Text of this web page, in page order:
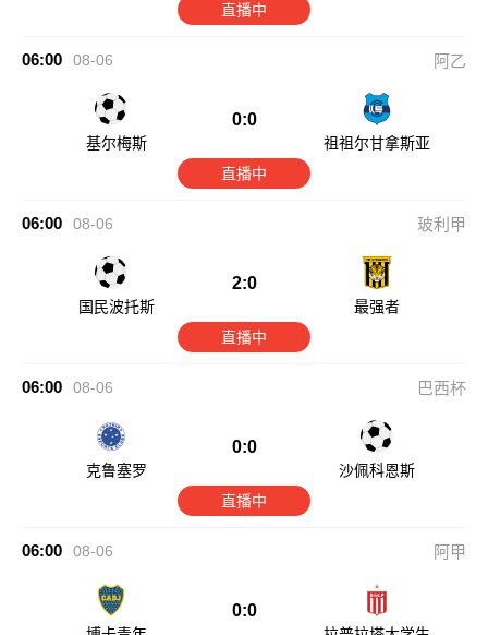
直播中
06:00 08-06 阿乙
基尔梅斯
0:0
祖祖尔甘拿斯亚
直播中
06:00 08-06 玻利甲
国民波托斯
2:0
最强者
直播中
06:00 08-06 巴西杯
克鲁塞罗
0:0
沙佩科恩斯
直播中
06:00 08-06 阿甲
0:0